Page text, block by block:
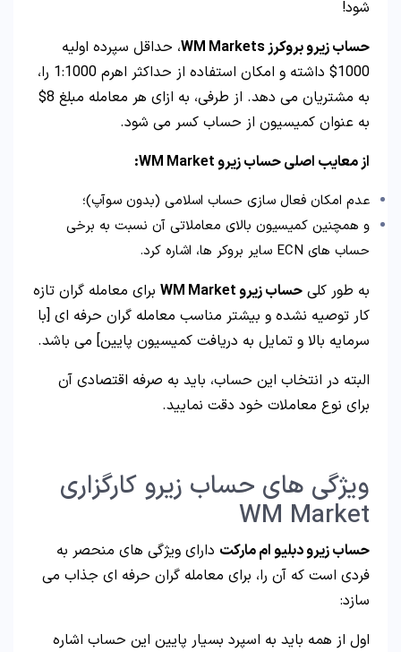
شود!
حساب زیرو بروکرز WM Markets
، حداقل سپرده اولیه
1000$ داشته و امکان استفاده از حداکثر اهرم 1:1000 را،
به مشتریان می دهد. از طرفی، به ازای هر معامله مبلغ 8$
به عنوان کمیسیون از حساب کسر می شود.
از معایب اصلی حساب زیرو WM Market:
عدم امکان فعال سازی حساب اسلامی (بدون سوآپ)؛
و همچنین کمیسیون بالای معاملاتی آن نسبت به برخی
حساب های ECN سایر بروکر ها، اشاره کرد.
به طور کلی حساب زیرو WM Market
برای معامله گران تازه
کار توصیه نشده و بیشتر مناسب معامله گران حرفه ای [با
سرمایه بالا و تمایل به دریافت کمیسیون پایین] می باشد.
البته در انتخاب این حساب، باید به صرفه اقتصادی آن
برای نوع معاملات خود دقت نمایید.
ویژگی های حساب زیرو کارگزاری
WM Market
حساب زیرو دبلیو ام مارکت دارای ویژگی های منحصر به
فردی است که آن را، برای معامله گران حرفه ای جذاب می
سازد:
اول از همه باید به اسپرد بسیار پایین این حساب اشاره